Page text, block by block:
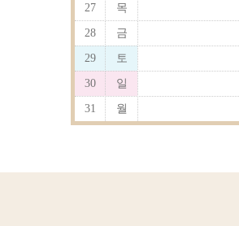
27 목
28 금
29 토
30 일
31 월